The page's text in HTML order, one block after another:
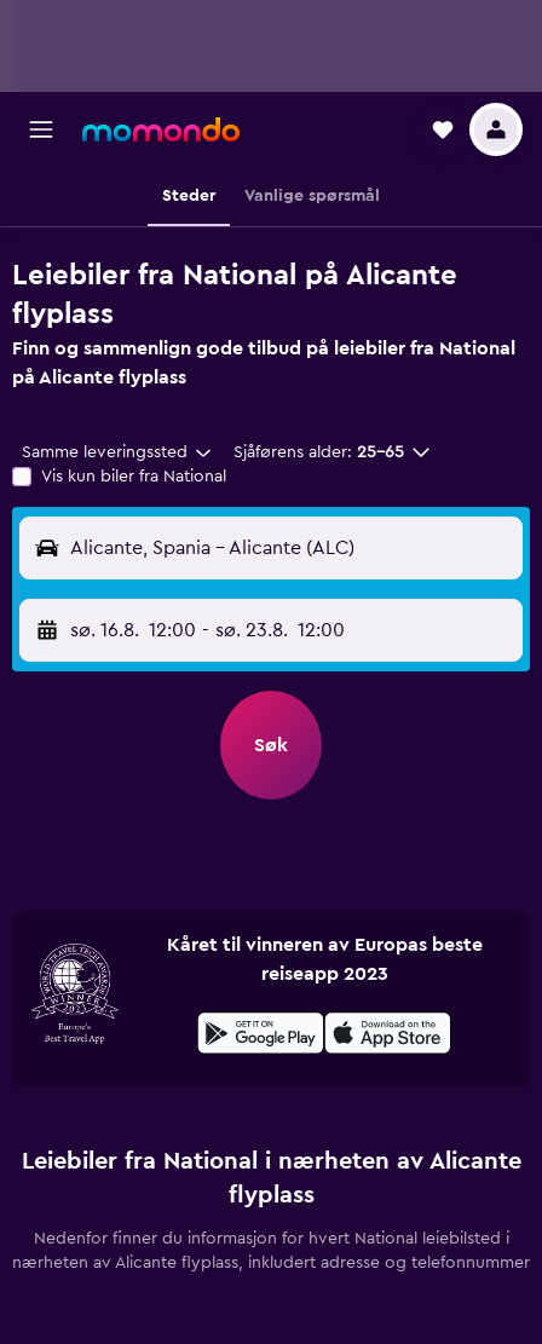
Steder Vanlige spørsmål
Leiebiler fra National på Alicante
flyplass
Finn og sammenlign gode tilbud på leiebiler fra National
på Alicante flyplass
Samme leveringssted Sjåførens alder: 25–65
Vis kun biler fra National
Alicante, Spania - Alicante (ALC)
sø. 16.8. 12:00 - sø. 23.8. 12:00
Søk
Kåret til vinneren av Europas beste
reiseapp 2023
Leiebiler fra National i nærheten av Alicante
flyplass
Nedenfor finner du informasjon for hvert National leiebilsted i
nærheten av Alicante flyplass, inkludert adresse og telefonnummer